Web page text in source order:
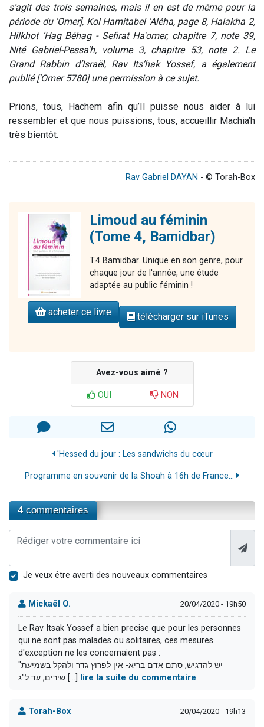
s’agit des trois semaines, mais il en est de même pour la
période du 'Omer], Kol Hamitabel 'Aléha, page 8, Halakha 2,
Hilkhot ‘Hag Béhag - Sefirat Ha'omer, chapitre 7, note 39,
Nité Gabriel-Pessa'h, volume 3, chapitre 53, note 2. Le
Grand Rabbin d’Israël, Rav Its’hak Yossef, a également
publié ['Omer 5780] une permission à ce sujet.
Prions, tous, Hachem afin qu’Il puisse nous aider à lui
ressembler et que nous puissions, tous, accueillir Machia’h
très bientôt.
Rav Gabriel DAYAN - © Torah-Box
Limoud au féminin
(Tome 4, Bamidbar)
T.4 Bamidbar. Unique en son genre, pour
chaque jour de l'année, une étude
adaptée au public féminin !
acheter ce livre télécharger sur iTunes
Avez-vous aimé ?
OUI NON
'Hessed du jour : Les sandwichs du cœur
Programme en souvenir de la Shoah à 16h de France...
4 commentaires
Je veux être averti des nouveaux commentaires
Mickaël O. 20/04/2020 - 19h50
Le Rav Itsak Yossef a bien precise que pour les personnes
qui ne sont pas malades ou solitaires, ces mesures
d'exception ne les concernaient pas :
"יש להדגיש, סתם אדם בריא- אין לפרוץ גדר ולהקל בשמיעת
שירים, עד ל"ג [...] lire la suite du commentaire
Torah-Box 20/04/2020 - 19h13